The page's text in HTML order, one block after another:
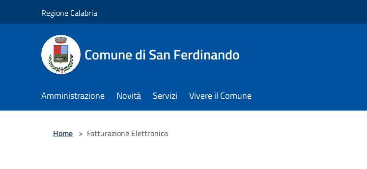
Regione Calabria
Comune di San Ferdinando
Amministrazione Novità Servizi Vivere il Comune
Home > Fatturazione Elettronica